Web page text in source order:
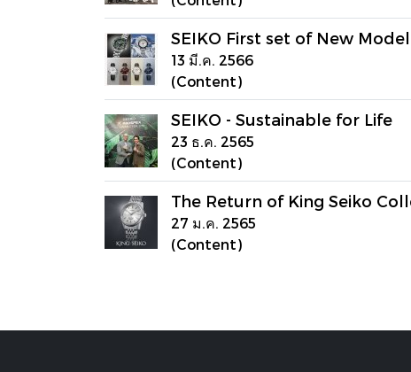
SEIKO First set of New
13 มี.ค. 2566
(Content)
SEIKO - Sustainable for Life
23 ธ.ค. 2565
(Content)
The Return of King Seiko
27 ม.ค. 2565
(Content)